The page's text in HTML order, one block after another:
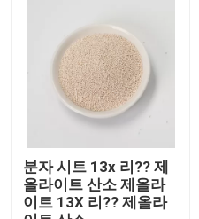
제품
비디오
우리 에 관한 것
공장 투어
분자 시트 13x 리?? 제
올라이트 산소 제올라
이트 13X 리?? 제올라